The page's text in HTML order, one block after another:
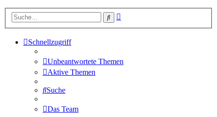
Suche
Schnellzugriff
Unbeantwortete Themen
Aktive Themen
Suche
Das Team